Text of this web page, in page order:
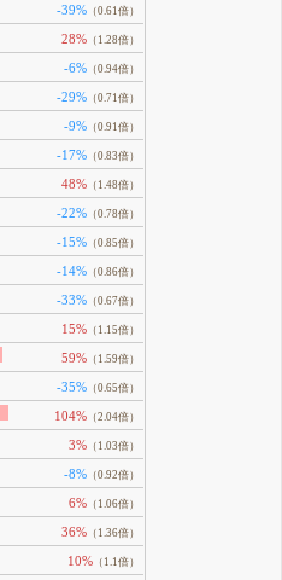
-39% （0.61倍）
28% （1.28倍）
-6% （0.94倍）
-29% （0.71倍）
-9% （0.91倍）
-17% （0.83倍）
48% （1.48倍）
-22% （0.78倍）
-15% （0.85倍）
-14% （0.86倍）
-33% （0.67倍）
15% （1.15倍）
59% （1.59倍）
-35% （0.65倍）
104% （2.04倍）
3% （1.03倍）
-8% （0.92倍）
6% （1.06倍）
36% （1.36倍）
10% （1.1倍）